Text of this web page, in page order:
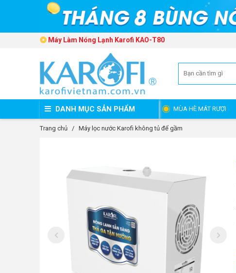
Máy Làm Nóng Lạnh Karofi KAO-T80
DANH MỤC SẢN PHẨM MÙA HÈ MÁT RƯỢI
Trang chủ / Máy lọc nước Karofi không tủ để gầm